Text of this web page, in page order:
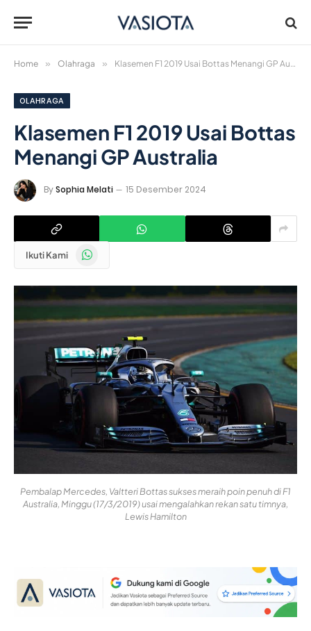
Home » Olahraga » Klasemen F1 2019 Usai Bottas Menangi GP Australia
OLAHRAGA
Klasemen F1 2019 Usai Bottas
Menangi GP Australia
BySophia Melati 15 Desember 2024
Ikuti Kami WhatsApp
Pembalap Mercedes, Valtteri Bottas sukses meraih poin penuh di F1
Australia, Minggu (17/3/2019) usai mengalahkan rekan satu timnya,
Lewis Hamilton